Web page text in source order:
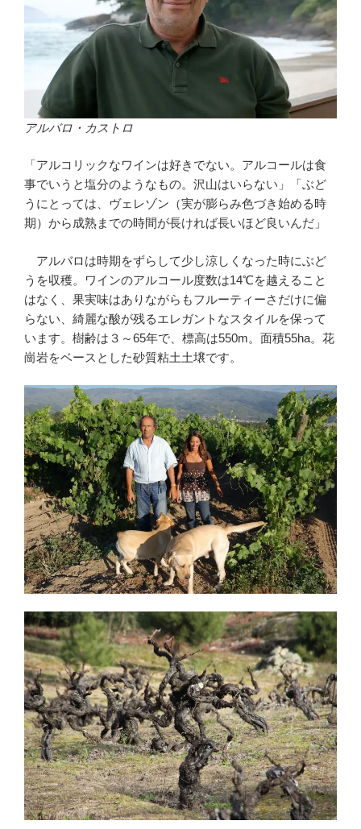
アルバロ・カストロ
「アルコリックなワインは好きでない。アルコールは食
事でいうと塩分のようなもの。沢山はいらない」「ぶど
うにとっては、ヴェレゾン（実が膨らみ色づき始める時
期）から成熟までの時間が長ければ長いほど良いんだ」
アルバロは時期をずらして少し涼しくなった時にぶど
うを収穫。ワインのアルコール度数は14℃を越えること
はなく、果実味はありながらもフルーティーさだけに偏
らない、綺麗な酸が残るエレガントなスタイルを保って
います。樹齢は３～65年で、標高は550m。面積55ha。花
崗岩をベースとした砂質粘土土壌です。